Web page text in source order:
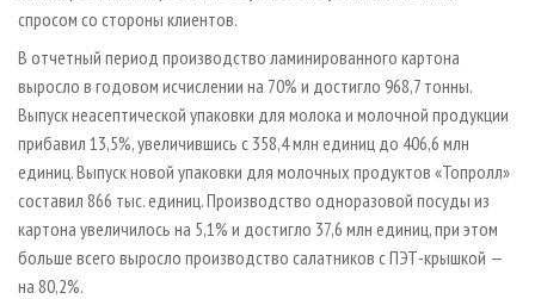
ИНСТРУМЕНТ И МАТЕРИАЛЫ
БИБЛИОТЕКА СПЕЦИАЛИСТА
спросом со стороны клиентов.
В отчетный период производство ламинированного картона
выросло в годовом исчислении на 70% и достигло 968,7 тонны.
Выпуск неасептической упаковки для молока и молочной продукции
прибавил 13,5%, увеличившись с 358,4 млн единиц до 406,6 млн
единиц. Выпуск новой упаковки для молочных продуктов «Топролл»
составил 866 тыс. единиц. Производство одноразовой посуды из
картона увеличилось на 5,1% и достигло 37,6 млн единиц, при этом
больше всего выросло производство салатников с ПЭТ-крышкой —
на 80,2%.